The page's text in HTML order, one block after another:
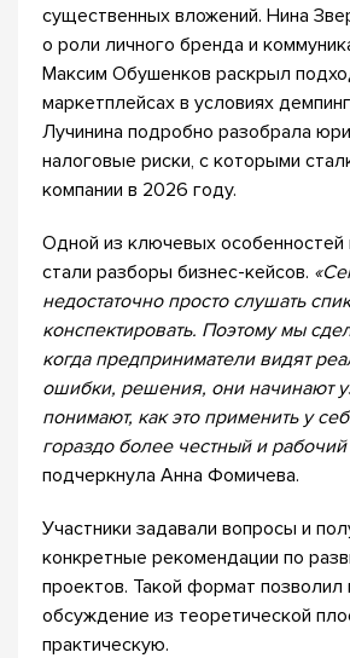
существенных вложений. Нина
о роли личного бренда и
Максим Обушенков раскрыл
маркетплейсах в условиях
Лучинина подробно разобрала
налоговые риски, с которыми
компании в 2026 году.
Одной из ключевых особенностей
стали разборы бизнес-кейсов.
недостаточно просто слушать
конспектировать. Поэтому мы
когда предприниматели видят
ошибки, решения, они начинают
понимают, как это применить у
гораздо более честный и
подчеркнула Анна Фомичева.
Участники задавали вопросы и
конкретные рекомендации по
проектов. Такой формат позволил
обсуждение из теоретической
практическую.